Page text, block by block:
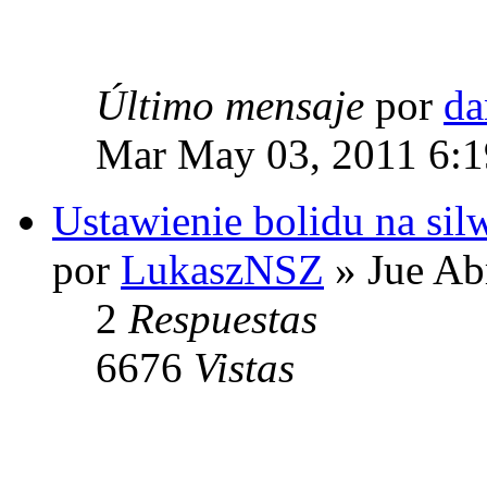
Último mensaje por
Mar May 03, 2011
Ustawienie bolidu na
por LukaszNSZ » Jue
2 Respuestas
6676 Vistas